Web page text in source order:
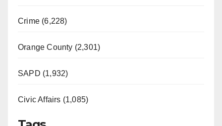
Crime (6,228)
Orange County (2,301)
SAPD (1,932)
Civic Affairs (1,085)